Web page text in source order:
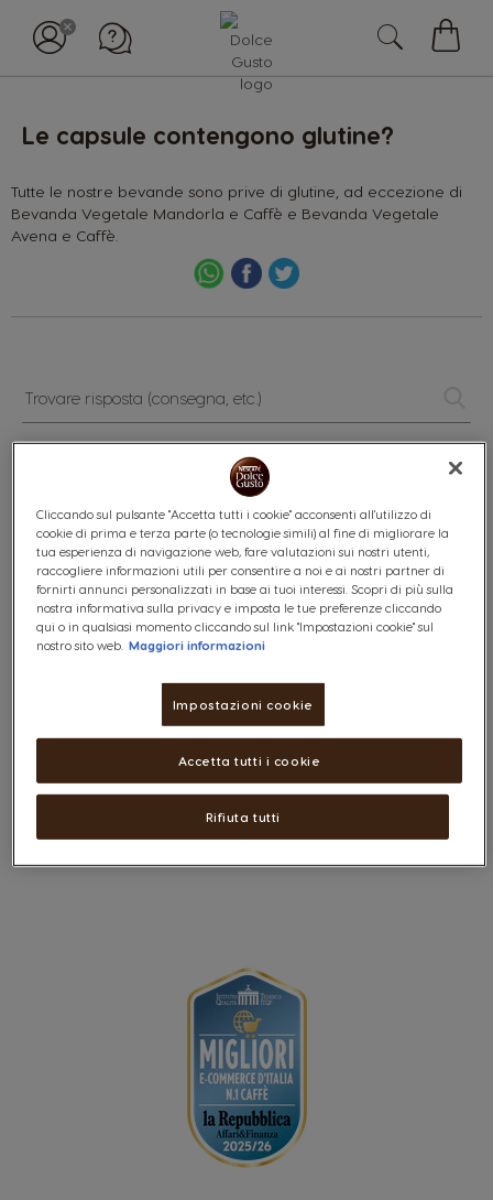
Le capsule contengono glutine?
Tutte le nostre bevande sono prive di glutine, ad eccezione di
Bevanda Vegetale Mandorla e Caffè e Bevanda Vegetale
Avena e Caffè.
risposta
(consegna,
etc.)
Categorie:
La macchina
Le capsule
La preparazione delle bevande
Gli ordini sull'Online Shop
I codici promozionali
La gestione del tuo profilo
Cliccando sul pulsante "Accetta tutti i cookie" acconsenti all'utilizzo di
cookie di prima e terza parte (o tecnologie simili) al fine di migliorare la
tua esperienza di navigazione web, fare valutazioni sui nostri utenti,
raccogliere informazioni utili per consentire a noi e ai nostri partner di
fornirti annunci personalizzati in base ai tuoi interessi. Scopri di più sulla
nostra informativa sulla privacy e imposta le tue preferenze cliccando
qui o in qualsiasi momento cliccando sul link "Impostazioni cookie" sul
nostro sito web. Maggiori informazioni
Impostazioni cookie
Rifiuta tutti
Accetta tutti i cookie